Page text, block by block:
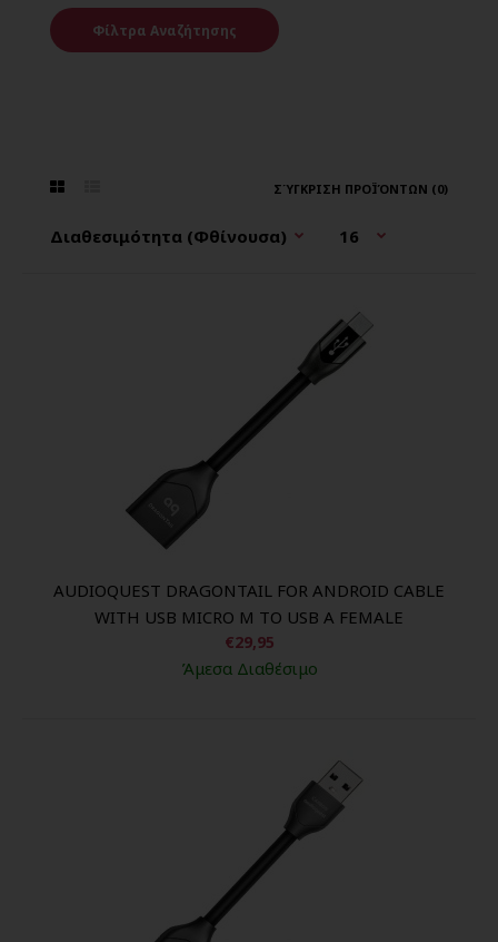
Φίλτρα Αναζήτησης
ΣΎΓΚΡΙΣΗ ΠΡΟΪΌΝΤΩΝ (0)
AUDIOQUEST DRAGONTAIL FOR ANDROID CABLE
WITH USB MICRO M TO USB A FEMALE
€29,95
Άμεσα Διαθέσιμο